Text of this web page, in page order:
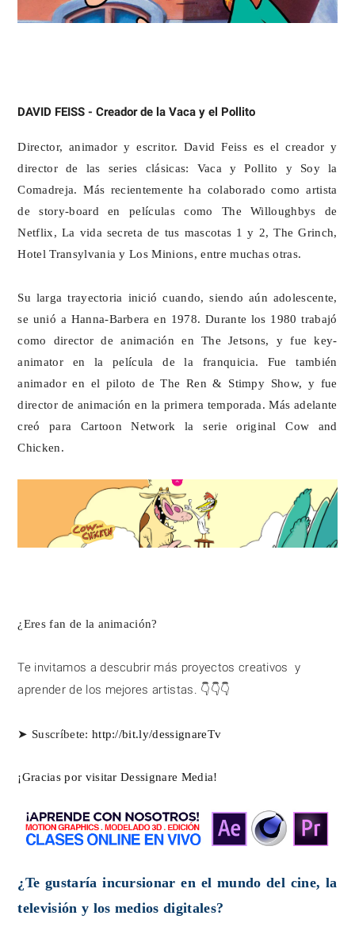
DAVID FEISS - Creador de la Vaca y el Pollito
Director, animador y escritor. David Feiss es el creador y
director de las series clásicas: Vaca y Pollito y Soy la
Comadreja. Más recientemente ha colaborado como artista
de story-board en películas como The Willoughbys de
Netflix, La vida secreta de tus mascotas 1 y 2, The Grinch,
Hotel Transylvania y Los Minions, entre muchas otras.
Su larga trayectoria inició cuando, siendo aún adolescente,
se unió a Hanna-Barbera en 1978. Durante los 1980 trabajó
como director de animación en The Jetsons, y fue key-
animator en la película de la franquicia. Fue también
animador en el piloto de The Ren & Stimpy Show, y fue
director de animación en la primera temporada. Más adelante
creó para Cartoon Network la serie original Cow and
Chicken.
¿Eres fan de la animación?
Te invitamos a descubrir más proyectos creativos  y
aprender de los mejores artistas. 👇👇👇
➤ Suscríbete: http://bit.ly/dessignareTv
¡Gracias por visitar Dessignare Media!
¿Te gustaría incursionar en el mundo del cine, la
televisión y los medios digitales?